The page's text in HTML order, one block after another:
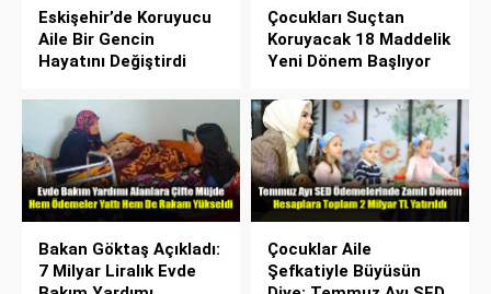
Eskişehir’de Koruyucu
Aile Bir Gencin
Hayatını Değiştirdi
Çocukları Suçtan
Koruyacak 18 Maddelik
Yeni Dönem Başlıyor
Bakan Göktaş Açıkladı:
7 Milyar Liralık Evde
Çocuklar Aile
Şefkatiyle Büyüsün